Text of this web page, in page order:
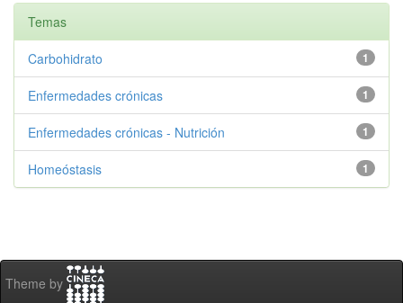
Temas
1
Carbohidrato
1
Enfermedades crónicas
1
Enfermedades crónicas - Nutrición
1
Homeóstasis
Theme by